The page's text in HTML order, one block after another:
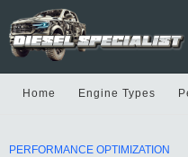
Home Engine Types
PERFORMANCE OPTIMIZATION